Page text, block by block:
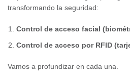
transformando la seguridad:
Control de acceso facial
Control de acceso por RFID
Vamos a profundizar en cada una.